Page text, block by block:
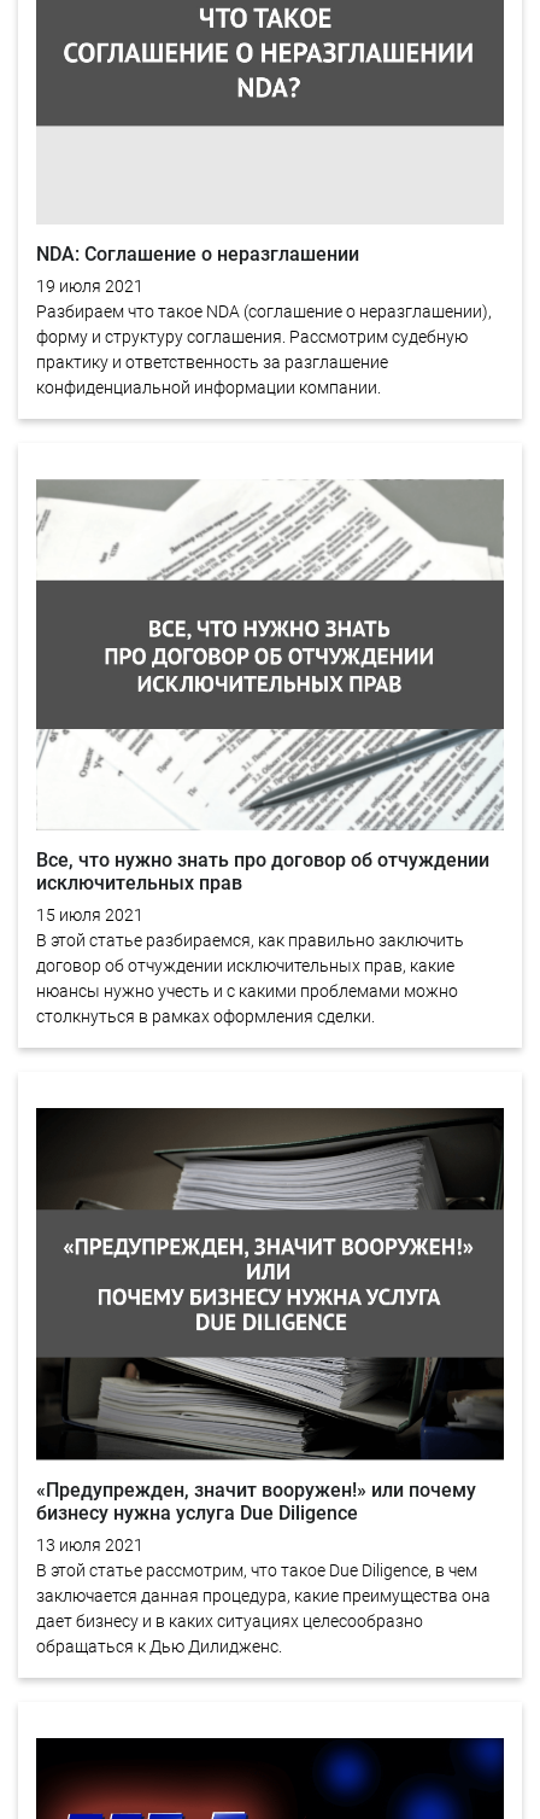
NDA: Соглашение о неразглашении
19 июля 2021
Разбираем что такое NDA (соглашение о неразглашении),
форму и структуру соглашения. Рассмотрим судебную
практику и ответственность за разглашение
конфиденциальной информации компании.
Все, что нужно знать про договор об отчуждении
исключительных прав
15 июля 2021
В этой статье разбираемся, как правильно заключить
договор об отчуждении исключительных прав, какие
нюансы нужно учесть и с какими проблемами можно
столкнуться в рамках оформления сделки.
«Предупрежден, значит вооружен!» или почему
бизнесу нужна услуга Due Diligence
13 июля 2021
В этой статье рассмотрим, что такое Due Diligence, в чем
заключается данная процедура, какие преимущества она
дает бизнесу и в каких ситуациях целесообразно
обращаться к Дью Дилидженс.